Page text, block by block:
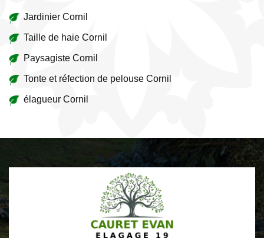
Jardinier Cornil
Taille de haie Cornil
Paysagiste Cornil
Tonte et réfection de pelouse Cornil
élagueur Cornil